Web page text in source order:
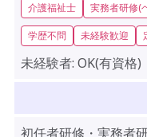
介護福祉士 実務者研修(
学歴不問 未経験歓迎
未経験者: OK(有資格)
初任者研修・実務者